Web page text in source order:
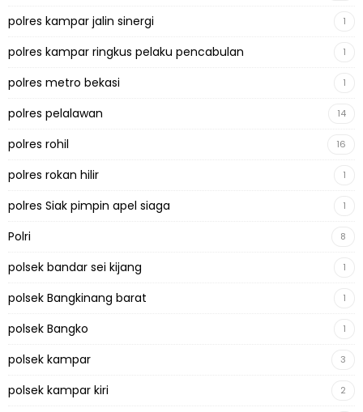
polres kampar jalin sinergi 1
polres kampar ringkus pelaku pencabulan 1
polres metro bekasi 1
polres pelalawan 14
polres rohil 16
polres rokan hilir 1
polres Siak pimpin apel siaga 1
Polri 8
polsek bandar sei kijang 1
polsek Bangkinang barat 1
polsek Bangko 1
polsek kampar 3
polsek kampar kiri 2